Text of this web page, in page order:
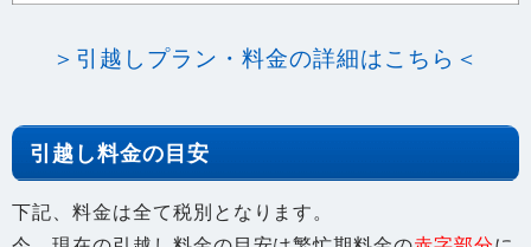
＞引越しプラン・料金の詳細はこちら＜
下記、料金は全て税別となります。
今、現在の引越し料金の目安は繁忙期料金の
なります。